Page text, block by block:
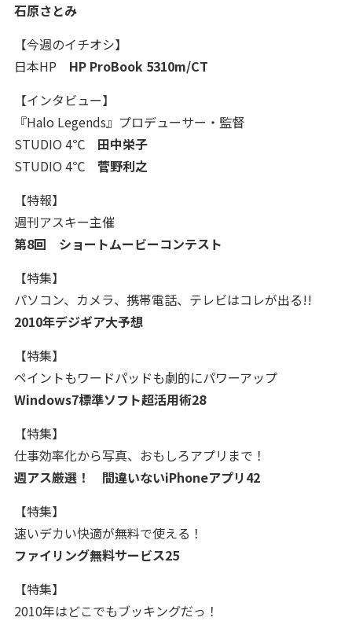
石原さとみ
【今週のイチオシ】
日本HP HP ProBook 5310m/CT
【インタビュー】
『Halo Legends』プロデューサー・監督
STUDIO 4℃田中栄子
STUDIO 4℃菅野利之
【特報】
週刊アスキー主催
第8回 ショートムービーコンテスト
【特集】
パソコン、カメラ、携帯電話、テレビはコレが出る!!
2010年デジギア大予想
【特集】
ペイントもワードパッドも劇的にパワーアップ
Windows7標準ソフト超活用術28
【特集】
仕事効率化から写真、おもしろアプリまで！
週アス厳選！ 間違いないiPhoneアプリ42
【特集】
速いデカい快適が無料で使える！
ファイリング無料サービス25
【特集】
2010年はどこでもブッキングだっ！